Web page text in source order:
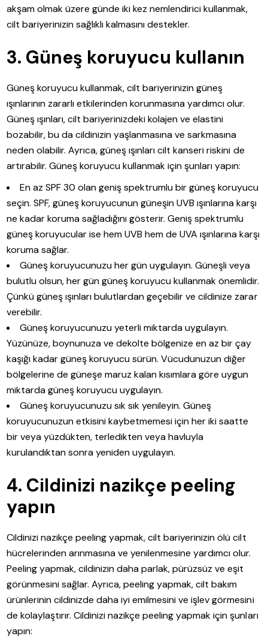
akşam olmak üzere günde iki kez nemlendirici kullanmak,
cilt bariyerinizin sağlıklı kalmasını destekler.
3. Güneş koruyucu kullanın
Güneş koruyucu kullanmak, cilt bariyerinizin güneş
ışınlarının zararlı etkilerinden korunmasına yardımcı olur.
Güneş ışınları, cilt bariyerinizdeki kolajen ve elastini
bozabilir, bu da cildinizin yaşlanmasına ve sarkmasına
neden olabilir. Ayrıca, güneş ışınları cilt kanseri riskini de
artırabilir. Güneş koruyucu kullanmak için şunları yapın:
En az SPF 30 olan geniş spektrumlu bir güneş koruyucu
seçin. SPF, güneş koruyucunun güneşin UVB ışınlarına karşı
ne kadar koruma sağladığını gösterir. Geniş spektrumlu
güneş koruyucular ise hem UVB hem de UVA ışınlarına karşı
koruma sağlar.
Güneş koruyucunuzu her gün uygulayın. Güneşli veya
bulutlu olsun, her gün güneş koruyucu kullanmak önemlidir.
Çünkü güneş ışınları bulutlardan geçebilir ve cildinize zarar
verebilir.
Güneş koruyucunuzu yeterli miktarda uygulayın.
Yüzünüze, boynunuza ve dekolte bölgenize en az bir çay
kaşığı kadar güneş koruyucu sürün. Vücudunuzun diğer
bölgelerine de güneşe maruz kalan kısımlara göre uygun
miktarda güneş koruyucu uygulayın.
Güneş koruyucunuzu sık sık yenileyin. Güneş
koruyucunuzun etkisini kaybetmemesi için her iki saatte
bir veya yüzdükten, terledikten veya havluyla
kurulandıktan sonra yeniden uygulayın.
4. Cildinizi nazikçe peeling
yapın
Cildinizi nazikçe peeling yapmak, cilt bariyerinizin ölü cilt
hücrelerinden arınmasına ve yenilenmesine yardımcı olur.
Peeling yapmak, cildinizin daha parlak, pürüzsüz ve eşit
görünmesini sağlar. Ayrıca, peeling yapmak, cilt bakım
ürünlerinin cildinizde daha iyi emilmesini ve işlev görmesini
de kolaylaştırır. Cildinizi nazikçe peeling yapmak için şunları
yapın: